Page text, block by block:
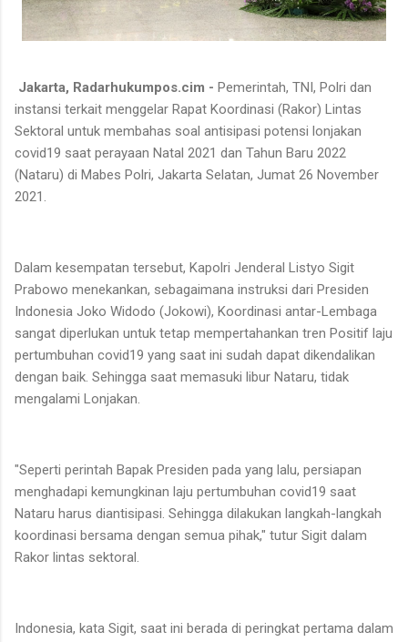
Jakarta, Radarhukumpos.cim - Pemerintah, TNI, Polri dan
instansi terkait menggelar Rapat Koordinasi (Rakor) Lintas
Sektoral untuk membahas soal antisipasi potensi lonjakan
covid19 saat perayaan Natal 2021 dan Tahun Baru 2022
(Nataru) di Mabes Polri, Jakarta Selatan, Jumat 26 November
2021.
Dalam kesempatan tersebut, Kapolri Jenderal Listyo Sigit
Prabowo menekankan, sebagaimana instruksi dari Presiden
Indonesia Joko Widodo (Jokowi), Koordinasi antar-Lembaga
sangat diperlukan untuk tetap mempertahankan tren Positif laju
pertumbuhan covid19 yang saat ini sudah dapat dikendalikan
dengan baik. Sehingga saat memasuki libur Nataru, tidak
mengalami Lonjakan.
"Seperti perintah Bapak Presiden pada yang lalu, persiapan
menghadapi kemungkinan laju pertumbuhan covid19 saat
Nataru harus diantisipasi. Sehingga dilakukan langkah-langkah
koordinasi bersama dengan semua pihak," tutur Sigit dalam
Rakor lintas sektoral.
Indonesia, kata Sigit, saat ini berada di peringkat pertama dalam